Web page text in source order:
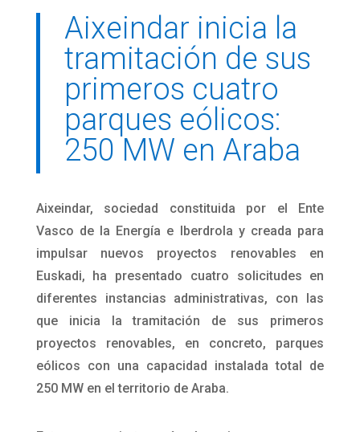
Aixeindar inicia la
tramitación de sus
primeros cuatro
parques eólicos:
250 MW en Araba
Aixeindar, sociedad constituida por el Ente
Vasco de la Energía e Iberdrola y creada para
impulsar nuevos proyectos renovables en
Euskadi, ha presentado cuatro solicitudes en
diferentes instancias administrativas, con las
que inicia la tramitación de sus primeros
proyectos renovables, en concreto, parques
eólicos con una capacidad instalada total de
250 MW en el territorio de Araba.